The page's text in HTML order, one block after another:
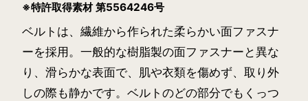
※特許取得素材 第5564246号
ベルトは、繊維から作られた柔らかい面ファスナ
ーを採用。一般的な樹脂製の面ファスナーと異な
り、滑らかな表面で、肌や衣類を傷めず、取り外
しの際も静かです。ベルトのどの部分でもくっつ